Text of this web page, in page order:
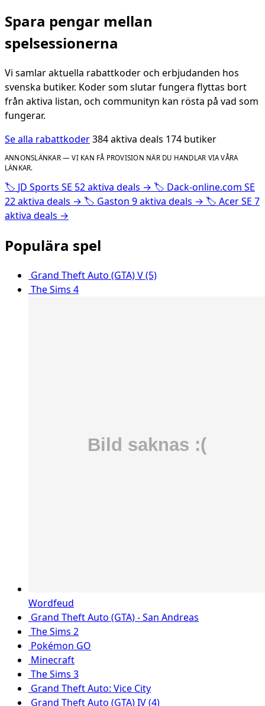
Spara pengar mellan
spelsessionerna
Vi samlar aktuella rabattkoder och erbjudanden hos
svenska butiker. Koder som slutar fungera flyttas bort
från aktiva listan, och communityn kan rösta på vad som
fungerar.
Se alla rabattkoder384 aktiva deals 174 butiker
ANNONSLÄNKAR — VI KAN FÅ PROVISION NÄR DU HANDLAR VIA VÅRA
LÄNKAR.
🏷️ JD Sports SE 52 aktiva deals → 🏷️ Dack-online.com SE
22 aktiva deals → 🏷️ Gaston 9 aktiva deals → 🏷️ Acer SE 7
aktiva deals →
Populära spel
Grand Theft Auto (GTA) V (5)
The Sims 4
Wordfeud
Grand Theft Auto (GTA) - San Andreas
The Sims 2
Pokémon GO
Minecraft
The Sims 3
Grand Theft Auto: Vice City
Grand Theft Auto (GTA) IV (4)